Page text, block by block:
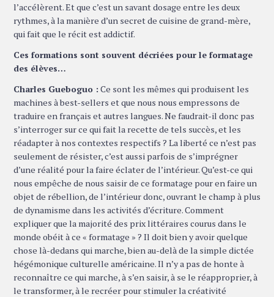
l’accélèrent. Et que c’est un savant dosage entre les deux
rythmes, à la manière d’un secret de cuisine de grand-mère,
qui fait que le récit est addictif.
Ces formations sont souvent décriées pour le formatage
des élèves…
Charles Gueboguo : Ce sont les mêmes qui produisent les
machines à best-sellers et que nous nous empressons de
traduire en français et autres langues. Ne faudrait-il donc pas
s’interroger sur ce qui fait la recette de tels succès, et les
réadapter à nos contextes respectifs ? La liberté ce n’est pas
seulement de résister, c’est aussi parfois de s’imprégner
d’une réalité pour la faire éclater de l’intérieur. Qu’est-ce qui
nous empêche de nous saisir de ce formatage pour en faire un
objet de rébellion, de l’intérieur donc, ouvrant le champ à plus
de dynamisme dans les activités d’écriture. Comment
expliquer que la majorité des prix littéraires courus dans le
monde obéit à ce « formatage » ? Il doit bien y avoir quelque
chose là-dedans qui marche, bien au-delà de la simple dictée
hégémonique culturelle américaine. Il n’y a pas de honte à
reconnaître ce qui marche, à s’en saisir, à se le réapproprier, à
le transformer, à le recréer pour stimuler la créativité